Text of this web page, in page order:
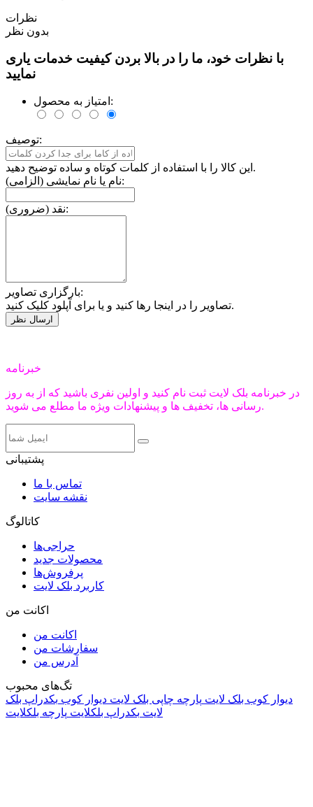
نظرات
بدون نظر
با نظرات خود، ما را در بالا بردن کیفیت خدمات یاری
نمایید
امتیاز به محصول:
توصیف:
این کالا را با استفاده از کلمات کوتاه و ساده توضیح دهید.
نام یا نام نمایشی (الزامی):
نقد (ضروری):
بارگزاری تصاویر:
تصاویر را در اینجا رها کنید و یا برای آپلود کلیک کنید.
خبرنامه
در خبرنامه بلک لایت ثبت نام کنید و اولین نفری باشید که از به روز
رسانی ها، تخفیف ها و پیشنهادات ویژه ما مطلع می شوید.
پشتیبانی
تماس با ما
نقشه سایت
کاتالوگ
حراجی‌ها
محصولات جدید
پرفروش‌ها
کاربرد بلک لایت
اکانت من
اکانت من
سفارشات من
آدرس من
تگ‌های محبوب
دیوار کوب بلک لایت پارچه چاپی بلک لایت دیوار کوب بکدراپ بلک
لایت بکدراپ بلکلایت پارچه بلکلایت